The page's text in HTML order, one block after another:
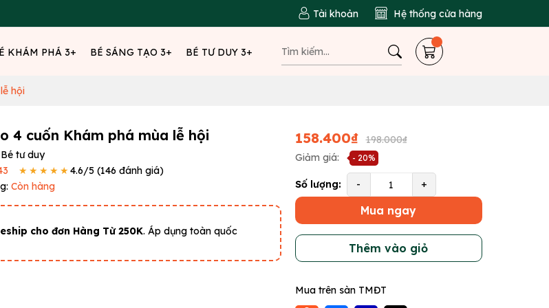
Tài khoản Hệ thống cửa hàng
KHÁM PHÁ 3+ BÉ SÁNG TẠO 3+ BÉ TƯ DUY 3+
hội
4 cuốn Khám phá mùa lễ hội
Bé tư duy
★★★★★4.6/5 (146 đánh giá)
Còn hàng
cho đơn Hàng Từ 250K. Áp dụng toàn quốc
158.400₫
198.000₫
Giảm giá:
- 20%
Số lượng: - +
Mua ngay
Thêm vào giỏ
Mua trên sàn TMĐT